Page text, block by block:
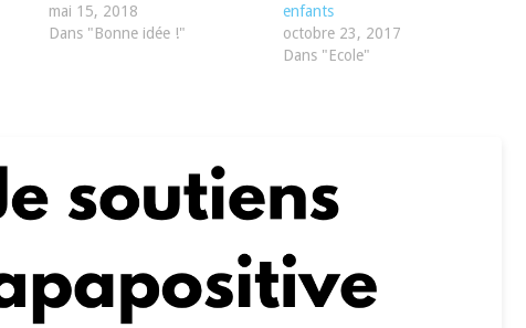
mai 15, 2018
Dans "Bonne idée !"
enfants
octobre 23, 2017
Dans "Ecole"